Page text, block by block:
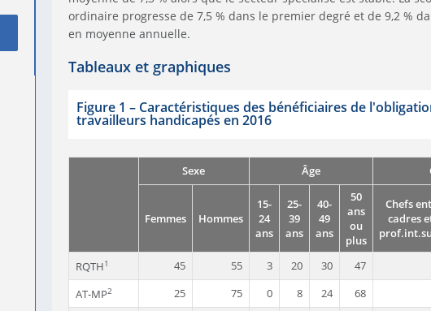
ordinaire progresse de 7,5 % dans le premier degré et de 9,2 %
en moyenne annuelle.
Tableaux et graphiques
Figure 1 – Caractéristiques des bénéficiaires de
travailleurs handicapés en 2016
Sexe Âge
Femmes Hommes
15-
24
ans
25-
39
ans
40-
49
ans
50
ans
ou
plus
Chefs
cadres
RQTH1 45 55 3 20 30 47
AT-MP2 25 75 0 8 24 68